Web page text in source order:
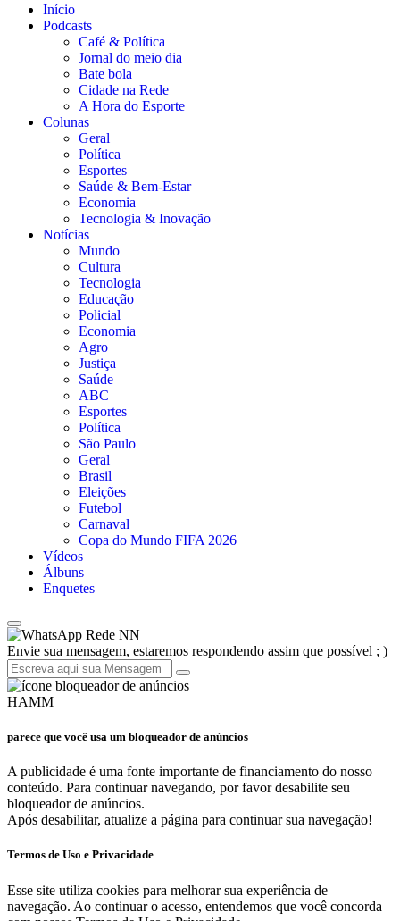
Início
Podcasts
Café & Política
Jornal do meio dia
Bate bola
Cidade na Rede
A Hora do Esporte
Colunas
Geral
Política
Esportes
Saúde & Bem-Estar
Economia
Tecnologia & Inovação
Notícias
Mundo
Cultura
Tecnologia
Educação
Policial
Economia
Agro
Justiça
Saúde
ABC
Esportes
Política
São Paulo
Geral
Brasil
Eleições
Futebol
Carnaval
Copa do Mundo FIFA 2026
Vídeos
Álbuns
Enquetes
Rede NN
Envie sua mensagem, estaremos respondendo assim que possível ; )
HAMM
parece que você usa um bloqueador de anúncios
A publicidade é uma fonte importante de financiamento do nosso
conteúdo. Para continuar navegando, por favor desabilite seu
bloqueador de anúncios.
Após desabilitar, atualize a página para continuar sua navegação!
Termos de Uso e Privacidade
Esse site utiliza cookies para melhorar sua experiência de
navegação. Ao continuar o acesso, entendemos que você concorda